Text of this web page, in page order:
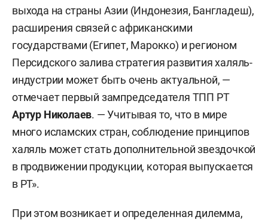
выхода на страны Азии (Индонезия, Бангладеш),
расширения связей с африканскими
государствами (Египет, Марокко) и регионом
Персидского залива стратегия развития халяль-
индустрии может быть очень актуальной, —
отмечает первый зампредседателя ТПП РТ
Артур Николаев. — Учитывая то, что в мире
много исламских стран, соблюдение принципов
халяль может стать дополнительной звездочкой
в продвижении продукции, которая выпускается
в РТ».
При этом возникает и определенная дилемма,